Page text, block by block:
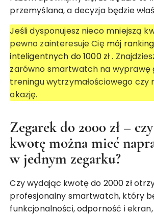
przemyślana, a decyzja będzie
Jeśli dysponujesz nieco mniejszą
pewno zainteresuje Cię mój
inteligentnych do 1000 zł.
zarówno smartwatch na wyprawę
treningu wytrzymałościowego czy
okazję.
Zegarek do 2000 zł –
kwotę można mieć
w jednym zegarku?
Czy wydając kwotę do 2000 zł
profesjonalny smartwatch, który
funkcjonalności, odporność i